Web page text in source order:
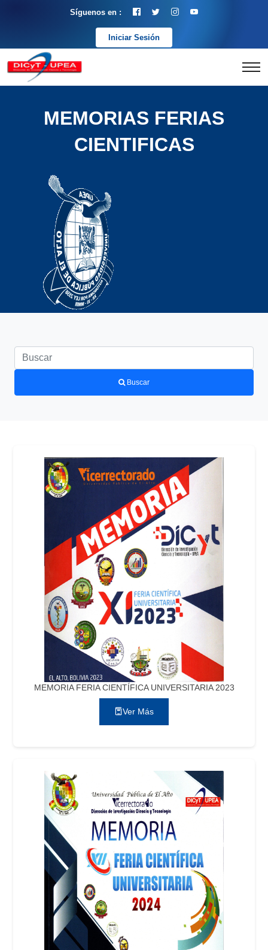
Síguenos en :
Iniciar Sesión
MEMORIAS FERIAS
CIENTIFICAS
Buscar
MEMORIA FERIA CIENTÍFICA UNIVERSITARIA 2023
Ver Más